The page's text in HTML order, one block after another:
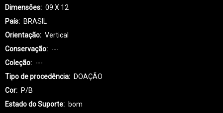
Dimensões
09 X 12
País
BRASIL
Orientação
Vertical
Conservação
---
Coleção
---
Tipo de procedência
DOAÇÃO
Cor
P/B
Estado do Suporte
bom